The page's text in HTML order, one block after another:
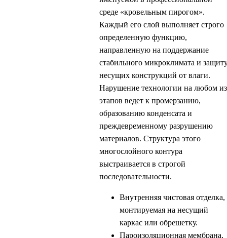
среде «кровельным пирогом».
Каждый его слой выполняет строго
определенную функцию,
направленную на поддержание
стабильного микроклимата и
несущих конструкций от влаги.
Нарушение технологии на любом из
этапов ведет к промерзанию,
образованию конденсата и
преждевременному разрушению
материалов. Структура этого
многослойного контура
выстраивается в строгой
последовательности.
Внутренняя чистовая отделка,
монтируемая на несущий
каркас или обрешетку.
Пароизоляционная мембрана,